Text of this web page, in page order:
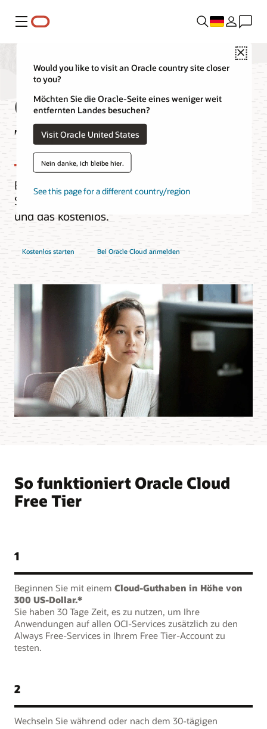
Menü
Close
Would you like to visit an Oracle country site closer
to you?
Möchten Sie die Oracle-Seite eines weniger weit
entfernten Landes besuchen?
Visit Oracle United States
Nein danke, ich bleibe hier.
See this page for a different country/region
Oracle Cloud Free
Tier
Erstellen, testen und implementieren
Sie Anwendungen in Oracle Cloud –
und das kostenlos.
Kostenlos starten Bei Oracle Cloud anmelden
So funktioniert Oracle Cloud
Free Tier
1
Beginnen Sie mit einem Cloud-Guthaben in Höhe von
300 US-Dollar.*
Sie haben 30 Tage Zeit, es zu nutzen, um Ihre
Anwendungen auf allen OCI-Services zusätzlich zu den
Always Free-Services in Ihrem Free Tier-Account zu
testen.
2
Wechseln Sie während oder nach dem 30-tägigen